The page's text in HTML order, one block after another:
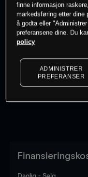
Kursene er
finne informasjon
markedsføring etter dine
å godta eller
preferansene dine. Du
policy
ADMINISTRER
PREFERANSER